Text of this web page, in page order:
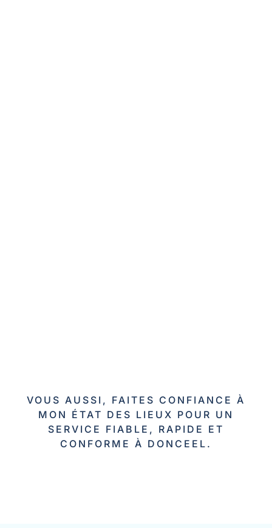
VOUS AUSSI, FAITES CONFIANCE À
MON ÉTAT DES LIEUX POUR UN
SERVICE FIABLE, RAPIDE ET
CONFORME À DONCEEL.